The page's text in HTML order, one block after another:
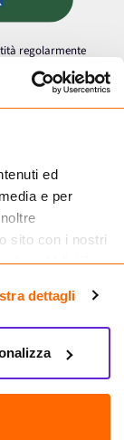
ed
e per
sito con i nostri
pubblicità e
raccolto dal
dettagli
regolarmente
online di